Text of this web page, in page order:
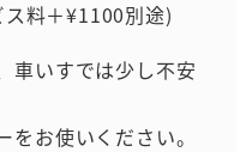
ス料＋¥1100別途)
車いすでは少し不安
お使いください。